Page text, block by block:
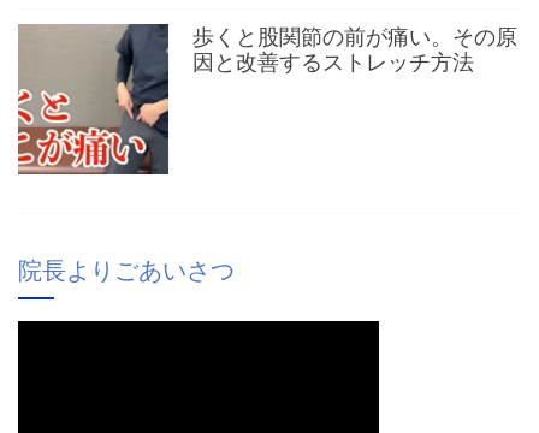
歩くと股関節の前が痛い。その原
因と改善するストレッチ方法
院長よりごあいさつ